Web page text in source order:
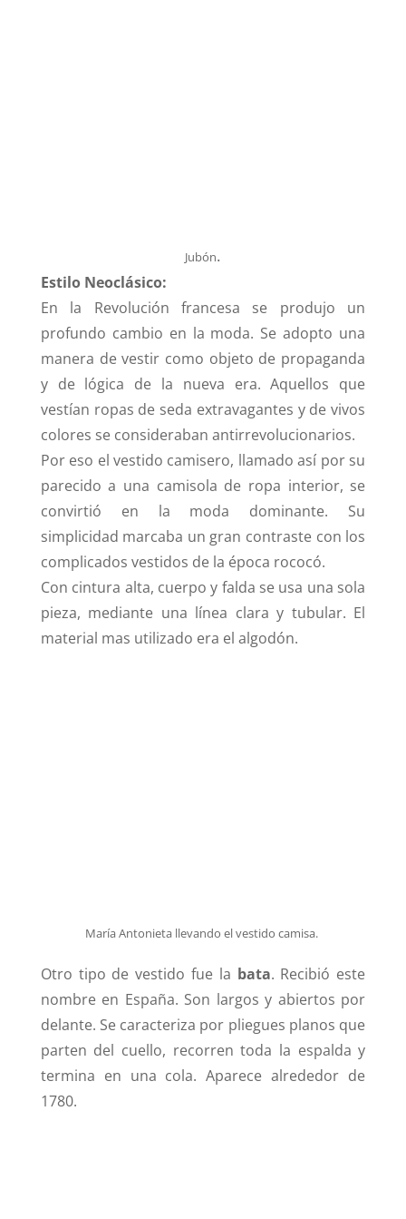
Jubón.
Estilo Neoclásico:
En la Revolución francesa se produjo un
profundo cambio en la moda. Se adopto una
manera de vestir como objeto de propaganda
y de lógica de la nueva era. Aquellos que
vestían ropas de seda extravagantes y de vivos
colores se consideraban antirrevolucionarios.
Por eso el vestido camisero, llamado así por su
parecido a una camisola de ropa interior, se
convirtió en la moda dominante. Su
simplicidad marcaba un gran contraste con los
complicados vestidos de la época rococó.
Con cintura alta, cuerpo y falda se usa una sola
pieza, mediante una línea clara y tubular. El
material mas utilizado era el algodón.
María Antonieta llevando el vestido camisa.
Otro tipo de vestido fue la bata. Recibió este
nombre en España. Son largos y abiertos por
delante. Se caracteriza por pliegues planos que
parten del cuello, recorren toda la espalda y
termina en una cola. Aparece alrededor de
1780.